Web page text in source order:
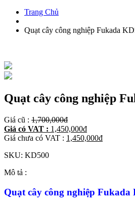
Trang Chủ
Quạt cây công nghiệp Fukada
Quạt cây công nghiệp
Giá cũ : 1,700,000đ
Giá có VAT : 1,450,000đ
Giá chưa có VAT : 1,450,000đ
SKU: KD500
Mô tả :
Quạt cây công nghiệp Fukada